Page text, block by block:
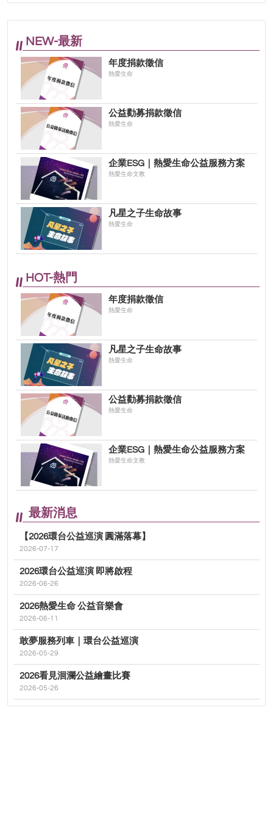
NEW-最新
年度捐款徵信
熱愛生命
公益勸募捐款徵信
熱愛生命
企業ESG｜熱愛生命公益服務方案
熱愛生命文教
凡星之子生命故事
熱愛生命
HOT-熱門
年度捐款徵信
熱愛生命
凡星之子生命故事
熱愛生命
公益勸募捐款徵信
熱愛生命
企業ESG｜熱愛生命公益服務方案
熱愛生命文教
最新消息
【2026環台公益巡演 圓滿落幕】
2026-07-17
2026環台公益巡演 即將啟程
2026-06-26
2026熱愛生命 公益音樂會
2026-06-11
敢夢服務列車｜環台公益巡演
2026-05-29
2026看見洄瀾公益繪畫比賽
2026-05-26